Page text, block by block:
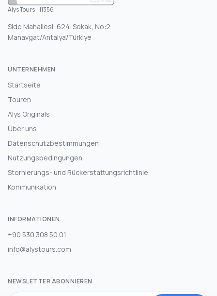
Alys Tours - 11356
Side Mahallesi, 624. Sokak, No:2
Manavgat/Antalya/Türkiye
UNTERNEHMEN
Startseite
Touren
Alys Originals
Über uns
Datenschutzbestimmungen
Nutzungsbedingungen
Stornierungs- und Rückerstattungsrichtlinie
Kommunikation
INFORMATIONEN
+90 530 308 50 01
info@alystours.com
NEWSLETTER ABONNIEREN